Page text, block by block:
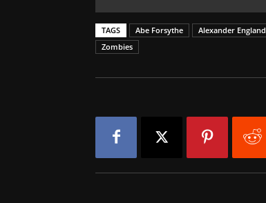
TAGS Abe Forsythe Alexander England
Zombies